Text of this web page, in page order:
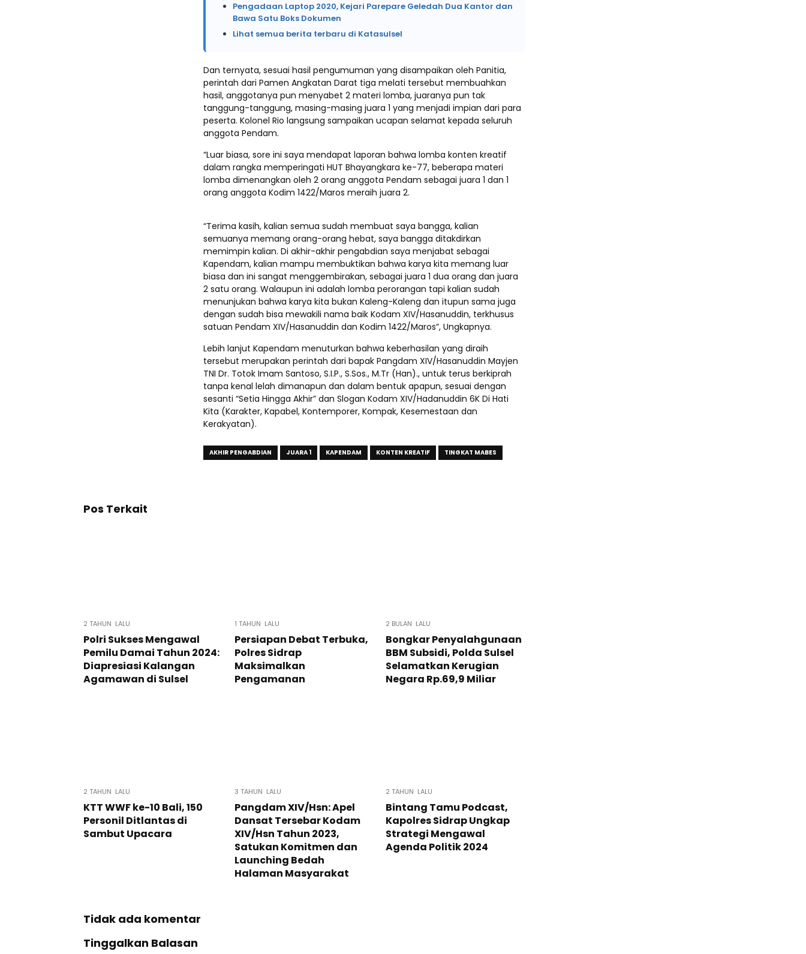
Pengadaan Laptop 2020, Kejari Parepare Geledah Dua Kantor dan
Bawa Satu Boks Dokumen
Lihat semua berita terbaru di Katasulsel
Dan ternyata, sesuai hasil pengumuman yang disampaikan oleh Panitia,
perintah dari Pamen Angkatan Darat tiga melati tersebut membuahkan
hasil, anggotanya pun menyabet 2 materi lomba, juaranya pun tak
tanggung-tanggung, masing-masing juara 1 yang menjadi impian dari para
peserta. Kolonel Rio langsung sampaikan ucapan selamat kepada seluruh
anggota Pendam.
“Luar biasa, sore ini saya mendapat laporan bahwa lomba konten kreatif
dalam rangka memperingati HUT Bhayangkara ke-77, beberapa materi
lomba dimenangkan oleh 2 orang anggota Pendam sebagai juara 1 dan 1
orang anggota Kodim 1422/Maros meraih juara 2.
“Terima kasih, kalian semua sudah membuat saya bangga, kalian
semuanya memang orang-orang hebat, saya bangga ditakdirkan
memimpin kalian. Di akhir-akhir pengabdian saya menjabat sebagai
Kapendam, kalian mampu membuktikan bahwa karya kita memang luar
biasa dan ini sangat menggembirakan, sebagai juara 1 dua orang dan juara
2 satu orang. Walaupun ini adalah lomba perorangan tapi kalian sudah
menunjukan bahwa karya kita bukan Kaleng-Kaleng dan itupun sama juga
dengan sudah bisa mewakili nama baik Kodam XIV/Hasanuddin, terkhusus
satuan Pendam XIV/Hasanuddin dan Kodim 1422/Maros”, Ungkapnya.
Lebih lanjut Kapendam menuturkan bahwa keberhasilan yang diraih
tersebut merupakan perintah dari bapak Pangdam XIV/Hasanuddin Mayjen
TNI Dr. Totok Imam Santoso, S.I.P., S.Sos., M.Tr (Han)., untuk terus berkiprah
tanpa kenal lelah dimanapun dan dalam bentuk apapun, sesuai dengan
sesanti “Setia Hingga Akhir” dan Slogan Kodam XIV/Hadanuddin 6K Di Hati
Kita (Karakter, Kapabel, Kontemporer, Kompak, Kesemestaan dan
Kerakyatan).
AKHIR PENGABDIAN JUARA 1 KAPENDAM KONTEN KREATIF TINGKAT MABES
Pos Terkait
2 TAHUN LALU
Polri Sukses Mengawal
Pemilu Damai Tahun 2024:
Diapresiasi Kalangan
Agamawan di Sulsel
1 TAHUN LALU
Persiapan Debat Terbuka,
Polres Sidrap
Maksimalkan
Pengamanan
2 BULAN LALU
Bongkar Penyalahgunaan
BBM Subsidi, Polda Sulsel
Selamatkan Kerugian
Negara Rp.69,9 Miliar
2 TAHUN LALU
KTT WWF ke-10 Bali, 150
Personil Ditlantas di
Sambut Upacara
3 TAHUN LALU
Pangdam XIV/Hsn: Apel
Dansat Tersebar Kodam
XIV/Hsn Tahun 2023,
Satukan Komitmen dan
Launching Bedah
Halaman Masyarakat
2 TAHUN LALU
Bintang Tamu Podcast,
Kapolres Sidrap Ungkap
Strategi Mengawal
Agenda Politik 2024
Tidak ada komentar
Tinggalkan Balasan